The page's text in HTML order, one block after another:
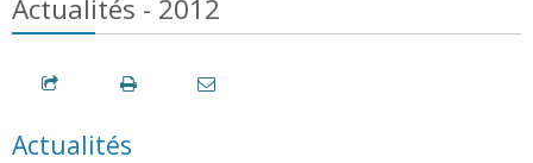
Actualités - 2012
Actualités